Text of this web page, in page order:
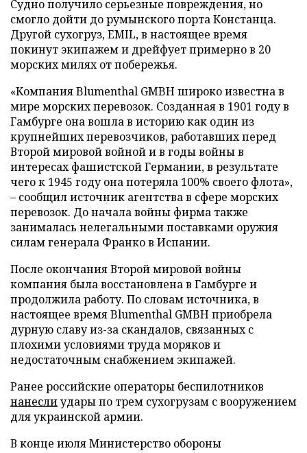
Судно получило серьезные повреждения, но
смогло дойти до румынского порта Констанца.
Другой сухогруз, EMIL, в настоящее время
покинут экипажем и дрейфует примерно в 20
морских милях от побережья.
«Компания Blumenthal GMBH широко известна в
мире морских перевозок. Созданная в 1901 году в
Гамбурге она вошла в историю как один из
крупнейших перевозчиков, работавших перед
Второй мировой войной и в годы войны в
интересах фашистской Германии, в результате
чего к 1945 году она потеряла 100% своего флота»,
– сообщил источник агентства в сфере морских
перевозок. До начала войны фирма также
занималась нелегальными поставками оружия
силам генерала Франко в Испании.
После окончания Второй мировой войны
компания была восстановлена в Гамбурге и
продолжила работу. По словам источника, в
настоящее время Blumenthal GMBH приобрела
дурную славу из-за скандалов, связанных с
плохими условиями труда моряков и
недостаточным снабжением экипажей.
Ранее российские операторы беспилотников
нанеслиудары по трем сухогрузам с вооружением
для украинской армии.
В конце июля Министерство обороны